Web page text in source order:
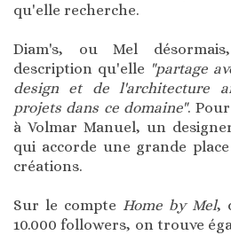
qu'elle recherche.
Diam's, ou Mel
description qu'elle "partage
design et de l'architecture
projets dans ce domaine".
à Volmar Manuel, un
qui accorde une grande
créations.
Sur le compte Home by Mel,
10.000 followers, on trouve